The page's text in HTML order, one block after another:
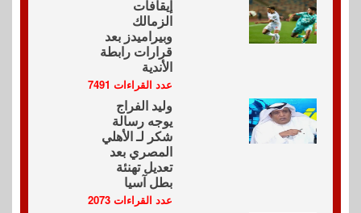
إيقافات
الزمالك
وبيراميدز بعد
قرارات رابطة
الأندية
عدد القراءات 7491
وليد الفراج
يوجه رسالة
شكر لـ الأهلي
المصري بعد
تعديل تهنئة
بطل آسيا
عدد القراءات 2073